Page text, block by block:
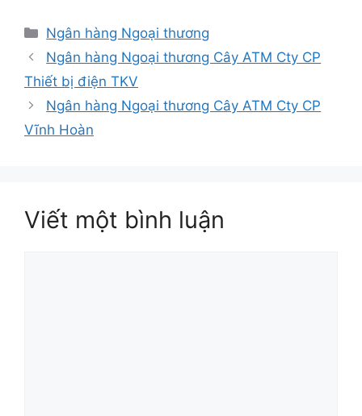
Danh
mục
Ngân hàng Ngoại thương
Ngân hàng Ngoại thương Cây ATM Cty CP
Thiết bị điện TKV
Ngân hàng Ngoại thương Cây ATM Cty CP
Vĩnh Hoàn
Viết một bình luận